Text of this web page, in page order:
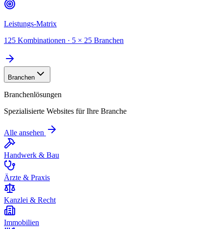
Leistungs-Matrix
125 Kombinationen · 5 × 25 Branchen
Branchen
Branchenlösungen
Spezialisierte Websites für Ihre Branche
Alle ansehen
Handwerk & Bau
Ärzte & Praxis
Kanzlei & Recht
Immobilien